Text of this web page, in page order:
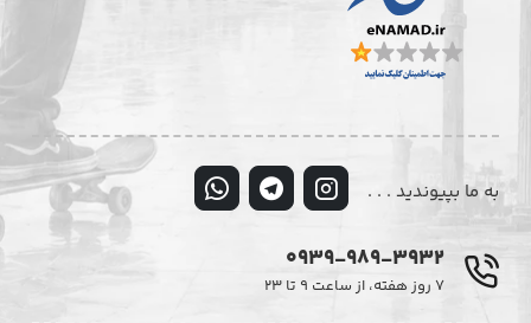
به ما بپیوندید . . .
0939-989-3932
۷ روز هفته، از ساعت ۹ تا ۲۳